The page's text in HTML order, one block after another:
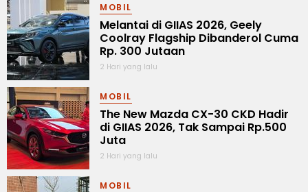
MOBIL
Melantai di GIIAS 2026, Geely
Coolray Flagship Dibanderol Cuma
Rp. 300 Jutaan
2 Hari yang lalu
MOBIL
The New Mazda CX-30 CKD Hadir
di GIIAS 2026, Tak Sampai Rp.500
Juta
2 Hari yang lalu
MOBIL